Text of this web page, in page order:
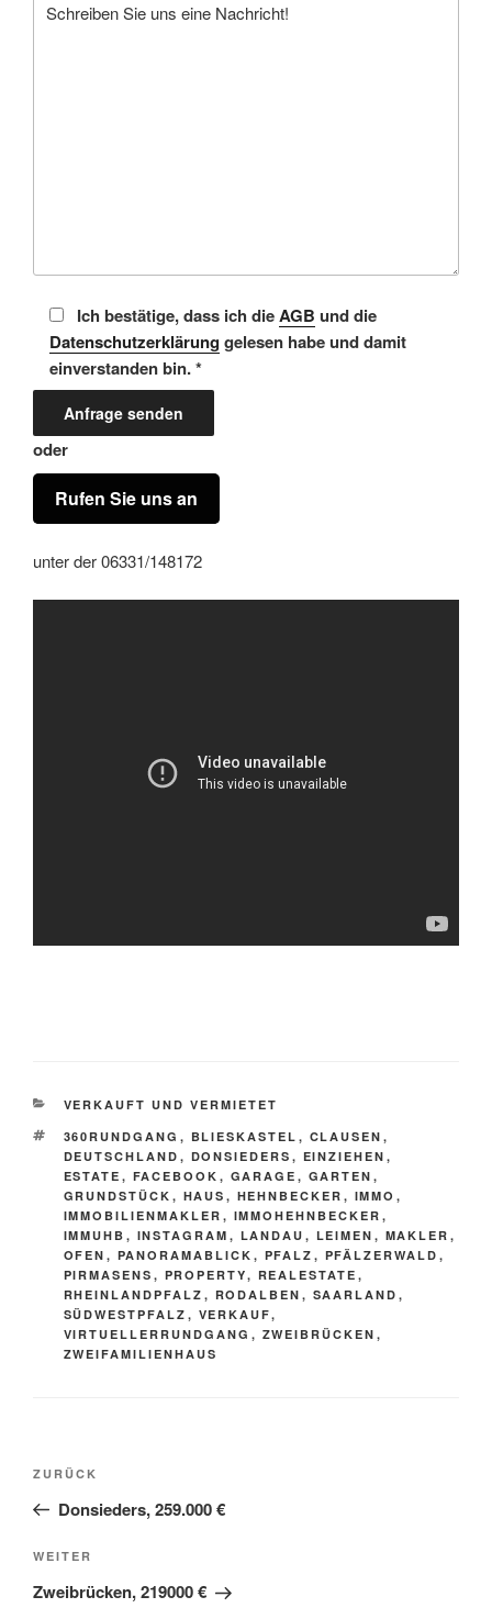
Ich bestätige, dass ich dieAGB und die
Datenschutzerklärunggelesen habe und damit
einverstanden bin. *
oder
Rufen Sie uns an
unter der 06331/148172
KATEGORIEN
VERKAUFT UND VERMIETET
SCHLAGWÖRTER
360RUNDGANG , BLIESKASTEL , CLAUSEN ,
DEUTSCHLAND , DONSIEDERS , EINZIEHEN ,
ESTATE , FACEBOOK , GARAGE , GARTEN ,
GRUNDSTÜCK , HAUS , HEHNBECKER , IMMO ,
IMMOBILIENMAKLER , IMMOHEHNBECKER ,
IMMUHB , INSTAGRAM , LANDAU , LEIMEN , MAKLER ,
OFEN , PANORAMABLICK , PFALZ , PFÄLZERWALD ,
PIRMASENS , PROPERTY, REALESTATE ,
RHEINLANDPFALZ , RODALBEN , SAARLAND ,
SÜDWESTPFALZ , VERKAUF,
VIRTUELLERRUNDGANG , ZWEIBRÜCKEN ,
ZWEIFAMILIENHAUS
Beitragsnavigation
Vorheriger
Beitrag
ZURÜCK
Donsieders, 259.000 €
Nächster
Beitrag
WEITER
Zweibrücken, 219000 €